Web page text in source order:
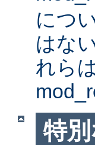
につ
はな
れら
特